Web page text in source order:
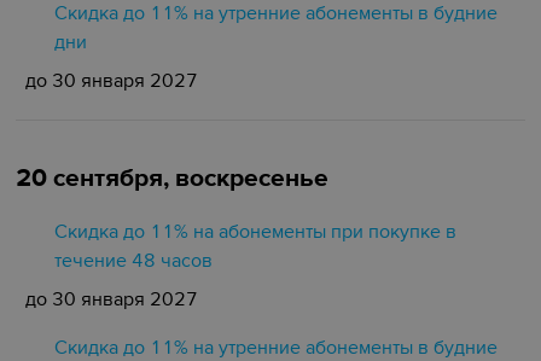
Скидка до 11% на утренние абонементы в будние
дни
до 30 января 2027
20 сентября, воскресенье
Скидка до 11% на абонементы при покупке в
течение 48 часов
до 30 января 2027
Скидка до 11% на утренние абонементы в будние